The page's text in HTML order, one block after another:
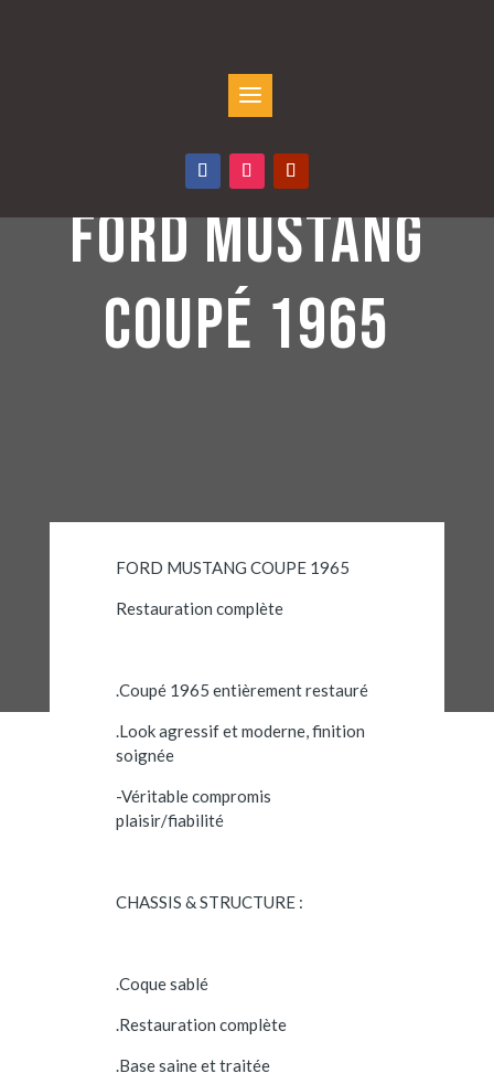
FORD MUSTANG
COUPÉ 1965
FORD MUSTANG COUPE 1965
Restauration complète
.Coupé 1965 entièrement restauré
.Look agressif et moderne, finition
soignée
-Véritable compromis
plaisir/fiabilité
CHASSIS & STRUCTURE :
.Coque sablé
.Restauration complète
.Base saine et traitée